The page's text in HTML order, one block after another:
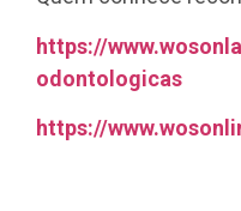
https://
odontologicas
https://